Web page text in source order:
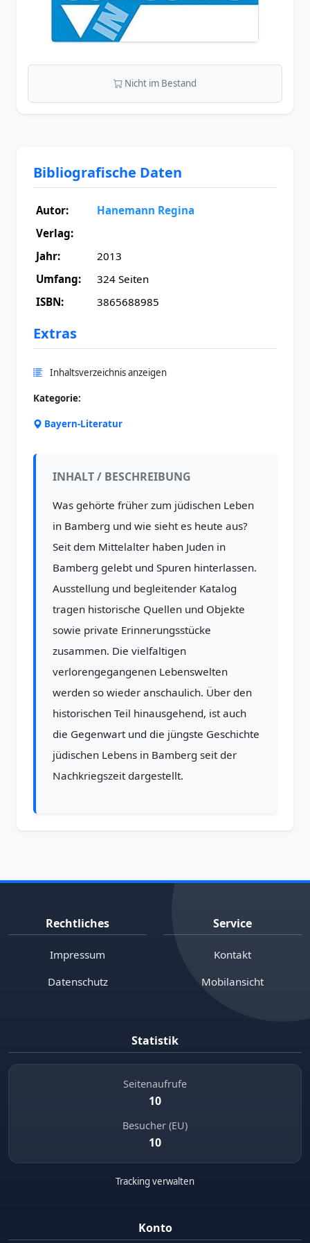
Nicht im Bestand
Bibliografische Daten
Autor:
Hanemann Regina
Verlag:
Jahr:
2013
Umfang:
324 Seiten
ISBN:
3865688985
Extras
Inhaltsverzeichnis anzeigen
Kategorie:
Bayern-Literatur
INHALT / BESCHREIBUNG
Was gehörte früher zum jüdischen Leben
in Bamberg und wie sieht es heute aus?
Seit dem Mittelalter haben Juden in
Bamberg gelebt und Spuren hinterlassen.
Ausstellung und begleitender Katalog
tragen historische Quellen und Objekte
sowie private Erinnerungsstücke
zusammen. Die vielfaltigen
verlorengegangenen Lebenswelten
werden so wieder anschaulich. Über den
historischen Teil hinausgehend, ist auch
die Gegenwart und die jüngste Geschichte
jüdischen Lebens in Bamberg seit der
Nachkriegszeit dargestellt.
Rechtliches
Impressum
Datenschutz
Service
Kontakt
Mobilansicht
Statistik
Seitenaufrufe
10
Besucher (EU)
10
Tracking verwalten
Konto